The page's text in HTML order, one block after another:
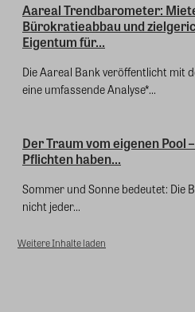
Aareal Trendbarometer:
Bürokratieabbau und
Eigentum für...
Die Aareal Bank veröffentlicht mit
eine umfassende Analyse*...
Der Traum vom eigenen Pool
Pflichten haben...
Sommer und Sonne bedeutet: Die
nicht jeder...
Weitere Inhalte laden